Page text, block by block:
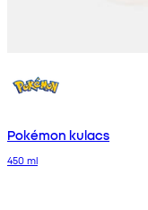
Pokémon kulacs
450 ml